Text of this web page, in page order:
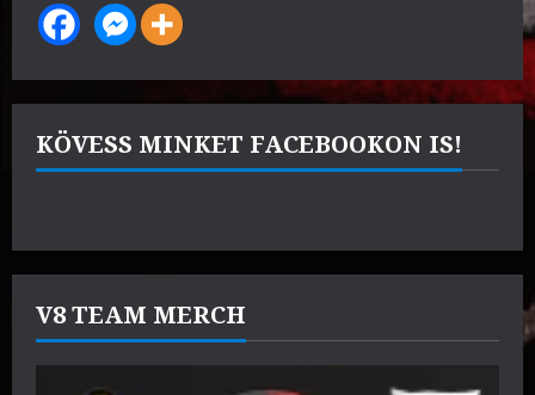
KÖVESS MINKET FACEBOOKON IS!
V8 TEAM MERCH